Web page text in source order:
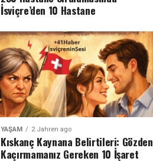
İsviçre’den 10 Hastane
YAŞAM 2 Jahren ago
Kıskanç Kaynana Belirtileri: Gözden
Kaçırmamanız Gereken 10 İşaret